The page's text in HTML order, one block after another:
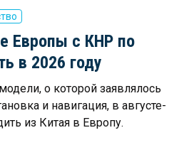
Европы с КНР по
в 2026 году
о которой заявлялось
и навигация, в августе-
из Китая в Европу.